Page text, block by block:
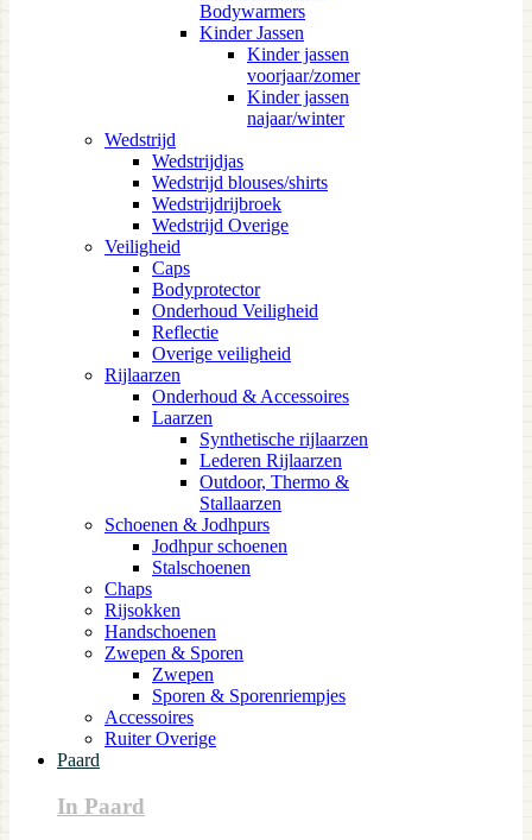
Bodywarmers
Kinder Jassen
Kinder jassen
voorjaar/zomer
Kinder jassen
najaar/winter
Wedstrijd
Wedstrijdjas
Wedstrijd blouses/shirts
Wedstrijdrijbroek
Wedstrijd Overige
Veiligheid
Caps
Bodyprotector
Onderhoud Veiligheid
Reflectie
Overige veiligheid
Rijlaarzen
Onderhoud & Accessoires
Laarzen
Synthetische rijlaarzen
Lederen Rijlaarzen
Outdoor, Thermo &
Stallaarzen
Schoenen & Jodhpurs
Jodhpur schoenen
Stalschoenen
Chaps
Rijsokken
Handschoenen
Zwepen & Sporen
Zwepen
Sporen & Sporenriempjes
Accessoires
Ruiter Overige
Paard
In Paard